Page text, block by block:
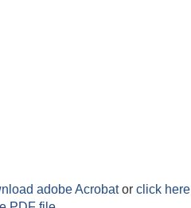
adobe Acrobator click